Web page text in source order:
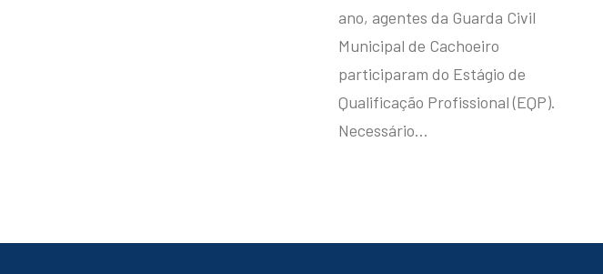
ano, agentes da Guarda Civil
Municipal de Cachoeiro
participaram do Estágio de
Qualificação Profissional (EQP).
Necessário…